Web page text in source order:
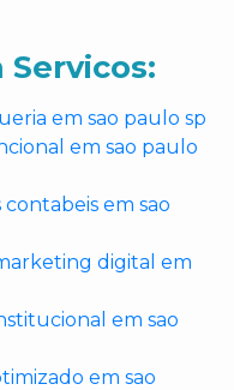
em sao paulo sp
em sao paulo
em sao
digital em
em sao
em sao